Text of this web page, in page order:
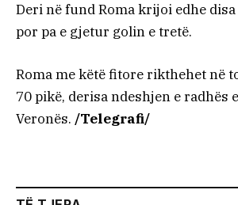
Deri në fund Roma krijoi edhe
por pa e gjetur golin e tretë.
Roma me këtë fitore rikthehet në
70 pikë, derisa ndeshjen e radhës
Veronës. /Telegrafi/